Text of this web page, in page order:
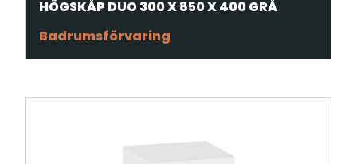
HÖGSKÅP DUO 300 X 850 X 400 GRÅ
Badrumsförvaring